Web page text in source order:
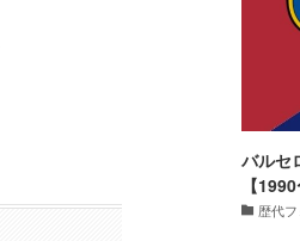
バルセ
【
歴代